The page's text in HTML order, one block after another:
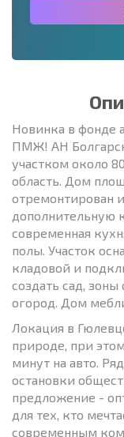
Новинка в фонде
ПМЖ! АН
участком около
область. Дом
отремонтирован
дополнительную
современная
полы. Участок
кладовой и
создать сад,
огород. Дом
Локация в
природе, при
минут на авто.
остановки
предложение -
для тех, кто
современным